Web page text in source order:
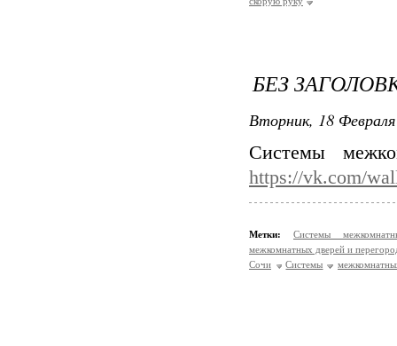
БЕЗ
Вторник, 18
Системы
https://vk.com/
Метки:
Системы
межкомнатных дверей и
Сочи
Системы